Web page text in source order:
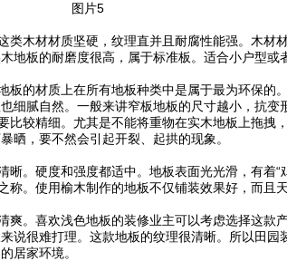
图片5
类木材材质坚硬，纹理直并且耐腐性能强。木材
地板的耐磨度很高，属于标准板。适合小户型或
板的材质上在所有地板种类中是属于最为环保的
细腻自然。一般来讲窄板地板的尺寸越小，抗变
比较精细。尤其是不能将重物在实木地板上拖拽，
晒，要不然会引起开裂、起拱的现象。
晰。硬度和强度都适中。地板表面光光滑，有着“
称。使用榆木制作的地板不仅铺装效果好，而且
爽。喜欢浅色地板的装修业主可以考虑选择这款
说很难打理。这款地板的纹理很清晰。所以田园
居家环境。